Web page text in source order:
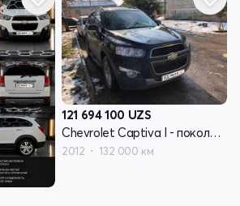
121 694 100 UZS
Chevrolet Captiva I - поколение рестайлинг
2012 132 000 км